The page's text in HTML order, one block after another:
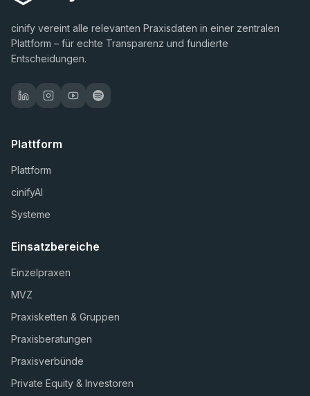
cinify vereint alle relevanten Praxisdaten in einer zentralen
Plattform – für echte Transparenz und fundierte
Entscheidungen.
Plattform
Plattform
cinifyAI
Systeme
Einsatzbereiche
Einzelpraxen
MVZ
Praxisketten & Gruppen
Praxisberatungen
Praxisverbünde
Private Equity & Investoren